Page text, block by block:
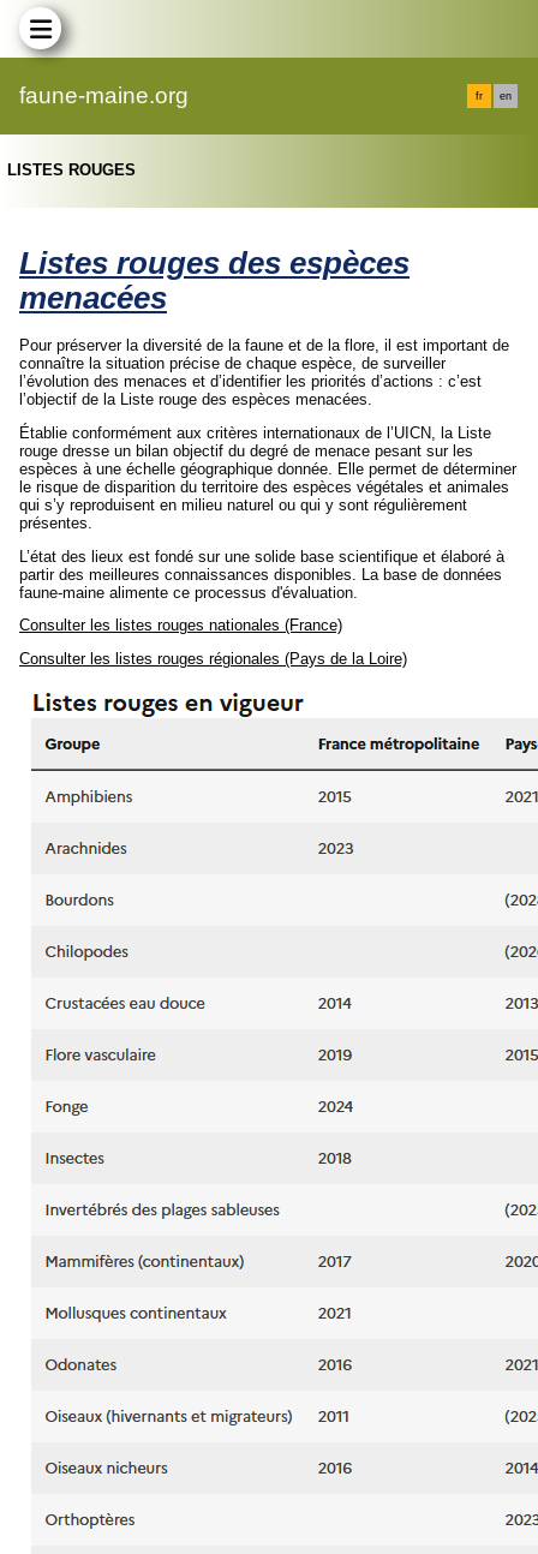
faune-maine.org fr en
LISTES ROUGES
Listes rouges des espèces
menacées
Pour préserver la diversité de la faune et de la flore, il est important de
connaître la situation précise de chaque espèce, de surveiller
l’évolution des menaces et d’identifier les priorités d’actions : c’est
l’objectif de la Liste rouge des espèces menacées.
Établie conformément aux critères internationaux de l’UICN, la Liste
rouge dresse un bilan objectif du degré de menace pesant sur les
espèces à une échelle géographique donnée. Elle permet de déterminer
le risque de disparition du territoire des espèces végétales et animales
qui s’y reproduisent en milieu naturel ou qui y sont régulièrement
présentes.
L’état des lieux est fondé sur une solide base scientifique et élaboré à
partir des meilleures connaissances disponibles. La base de données
faune-maine alimente ce processus d'évaluation.
Consulter les listes rouges nationales (France)
Consulter les listes rouges régionales (Pays de la Loire)